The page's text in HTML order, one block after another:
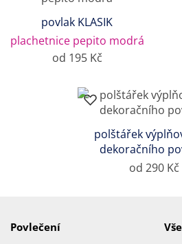
povlak KLASIK
plachetnice pepito modrá
od 195 Kč
polštářek
dekoračního
od 290 Kč
Povlečení